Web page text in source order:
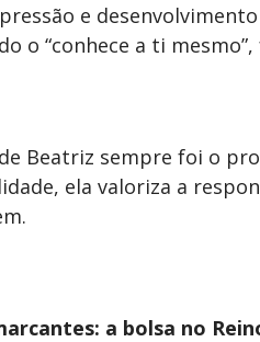
e
o “conhece a ti
Beatriz sempre foi o
ela valoriza a
a bolsa no